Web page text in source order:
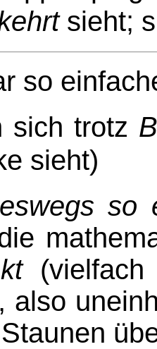
sieht;
so
sich trotz
sieht)
so
(vielfach
also